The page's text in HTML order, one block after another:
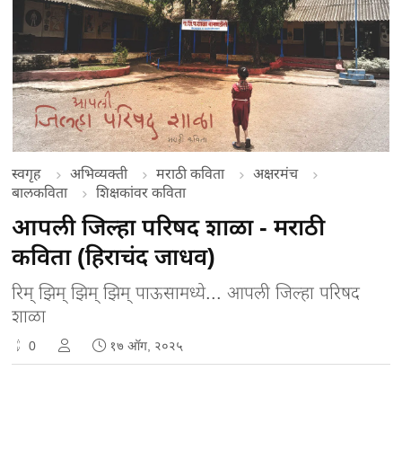
स्वगृह अभिव्यक्ती मराठी कविता
अक्षरमंच
बालकविता
शिक्षकांवर कविता
आपली जिल्हा परिषद शाळा - मराठी
कविता (हिराचंद जाधव)
रिम्‌ झिम्‌ झिम्‌ झिम्‌ पाऊसामध्ये... आपली जिल्हा परिषद
शाळा
0 १७ ऑग, २०२५